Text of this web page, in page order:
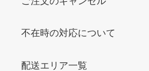
不在時の対応について
配送エリア一覧